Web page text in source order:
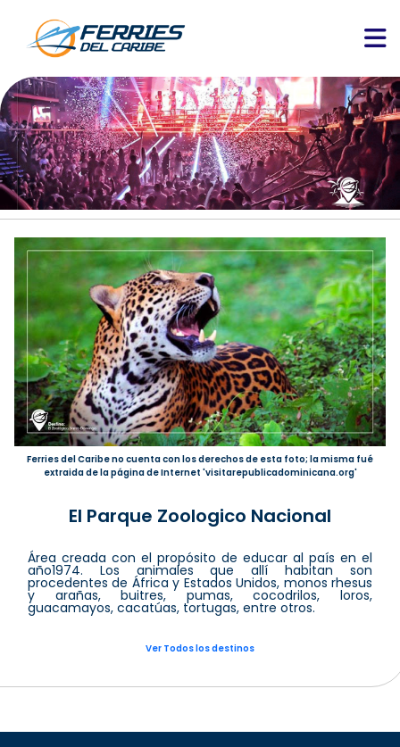
Ferries del Caribe no cuenta con los derechos de esta foto; la misma fué
extraida de la página de Internet 'visitarepublicadominicana.org'
El Parque Zoologico Nacional
Área creada con el propósito de educar al país en el
año1974. Los animales que allí habitan son
procedentes de África y Estados Unidos, monos rhesus
y arañas, buitres, pumas, cocodrilos, loros,
guacamayos, cacatúas, tortugas, entre otros.
Ver Todos los destinos